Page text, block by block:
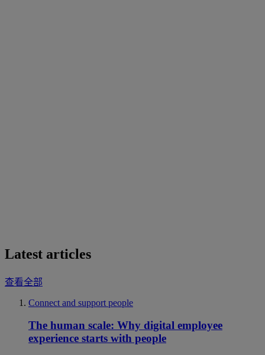
Latest articles
查看全部
Connect and support people
The human scale: Why digital employee
experience starts with people